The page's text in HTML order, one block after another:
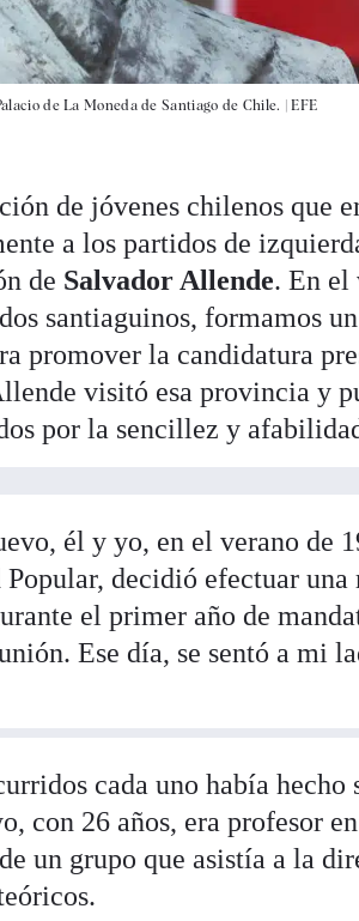
de La Moneda de Santiago de Chile. |EFE
de jóvenes chilenos que
a los partidos de
de Salvador Allende. En el
santiaguinos, formamos
promover la candidatura
visitó esa provincia y
por la sencillez y
él y yo, en el verano de
decidió efectuar una
el primer año de
Ese día, se sentó a mi
cada uno había hecho
con 26 años, era profesor
un grupo que asistía a la